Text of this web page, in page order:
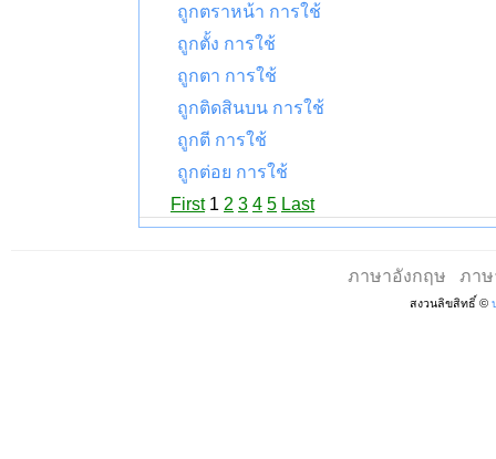
ถูกตราหน้า การใช้
ถูกตั้ง การใช้
ถูกตา การใช้
ถูกติดสินบน การใช้
ถูกตี การใช้
ถูกต่อย การใช้
First1 2 3 4 5 Last
ภาษาอังกฤษ ภา
สงวนลิขสิทธิ์ ©